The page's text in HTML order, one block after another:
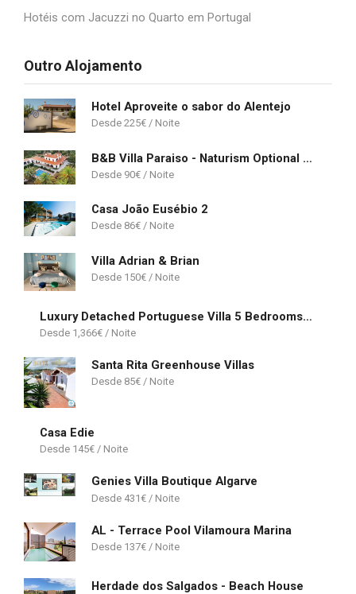
Hotéis com Jacuzzi no Quarto em Portugal
Outro Alojamento
Hotel Aproveite o sabor do Alentejo
225€
B&B Villa Paraiso - Naturism Optional Adults Only
90€
Casa João Eusébio 2
86€
Villa Adrian & Brian
150€
Luxury Detached Portuguese Villa 5 Bedrooms Villa Waterfall Only 5 Minutes From The Marina Vilamoura
1,366€
Santa Rita Greenhouse Villas
85€
Casa Edie
145€
Genies Villa Boutique Algarve
431€
AL - Terrace Pool Vilamoura Marina
137€
Herdade dos Salgados - Beach House